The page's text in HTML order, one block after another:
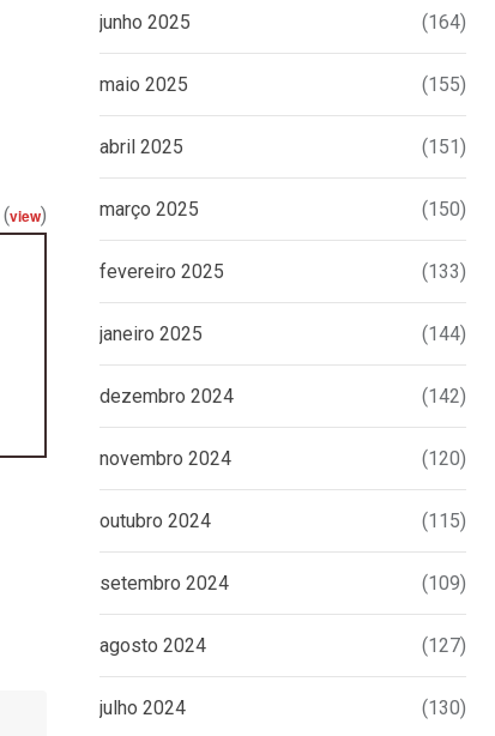
(view)
junho 2025 (164)
maio 2025 (155)
abril 2025 (151)
março 2025 (150)
fevereiro 2025 (133)
janeiro 2025 (144)
dezembro 2024 (142)
novembro 2024 (120)
outubro 2024 (115)
setembro 2024 (109)
agosto 2024 (127)
julho 2024 (130)